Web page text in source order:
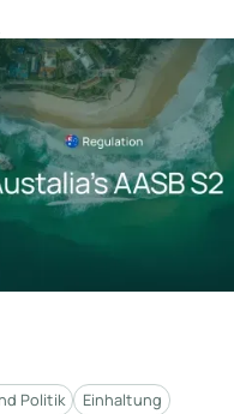
Politik Einhaltung